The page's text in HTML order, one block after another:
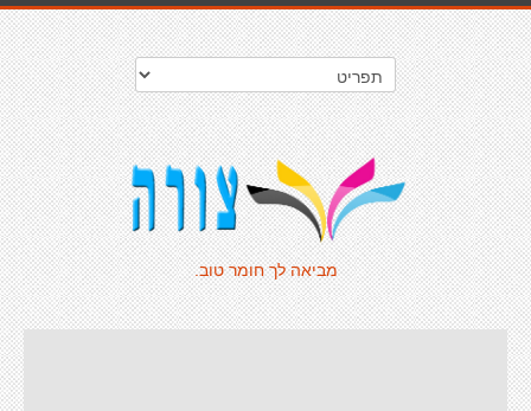
מביאה לך חומר טוב.